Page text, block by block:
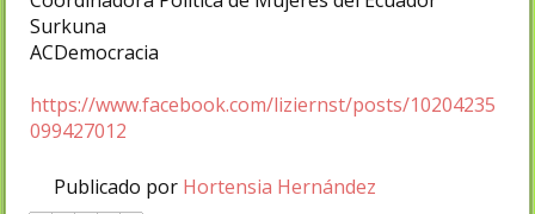
Surkuna
ACDemocracia
https://www.facebook.com/liziernst/posts/10204235
099427012
Publicado por Hortensia Hernández